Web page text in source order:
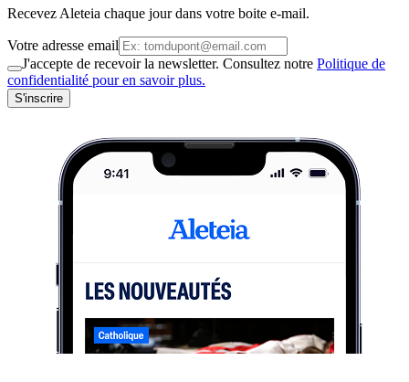
Recevez Aleteia chaque jour dans votre boite e-mail.
Votre adresse email
J'accepte de recevoir la newsletter. Consultez notre Politique de
confidentialité pour en savoir plus.
S'inscrire